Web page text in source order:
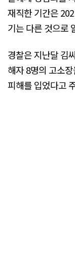
재직한 기간은
기는 다른 것으로
경찰은 지난달 김
해자 8명의 고소
피해를 입었다고